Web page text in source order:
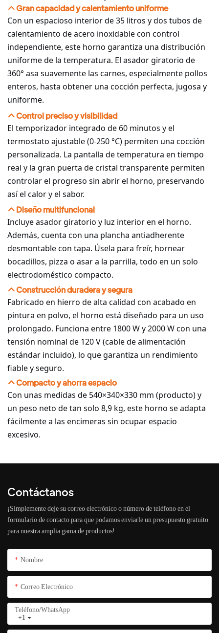
Gran capacidad y calentamiento uniforme
Con un espacioso interior de 35 litros y dos tubos de
calentamiento de acero inoxidable con control
independiente, este horno garantiza una distribución
uniforme de la temperatura. El asador giratorio de
360° asa suavemente las carnes, especialmente pollos
enteros, hasta obtener una cocción perfecta, jugosa y
uniforme.
Control preciso y visibilidad
El temporizador integrado de 60 minutos y el
termostato ajustable (0-250 °C) permiten una cocción
personalizada. La pantalla de temperatura en tiempo
real y la gran puerta de cristal transparente permiten
controlar el progreso sin abrir el horno, preservando
así el calor y el sabor.
Diseño multifuncional
Incluye asador giratorio y luz interior en el horno.
Además, cuenta con una plancha antiadherente
desmontable con tapa. Úsela para freír, hornear
bocadillos, pizza o asar a la parrilla, todo en un solo
electrodoméstico compacto.
Construcción duradera y segura
Fabricado en hierro de alta calidad con acabado en
pintura en polvo, el horno está diseñado para un uso
prolongado. Funciona entre 1800 W y 2000 W con una
tensión nominal de 120 V (cable de alimentación
estándar incluido), lo que garantiza un rendimiento
fiable y seguro.
Compacto y ahorra espacio
Con unas medidas de 540×340×330 mm (producto) y
un peso neto de tan solo 8,9 kg, este horno se adapta
fácilmente a las encimeras sin ocupar espacio
excesivo.
Contáctanos
¡Simplemente deje su correo electrónico o número de teléfono en el
formulario de contacto para que podamos enviarle un presupuesto gratuito
para nuestra amplia gama de productos!
Nombre
Correo Electrónico
+1
Teléfono/WhatsApp